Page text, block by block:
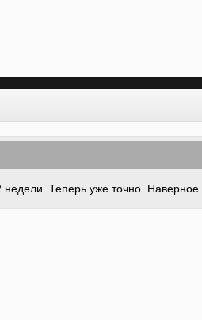
Теперь уже точно. Наверное.